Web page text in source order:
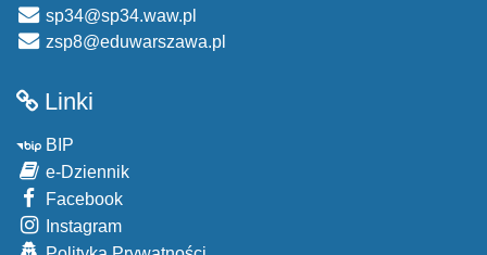
sp34@sp34.waw.pl
zsp8@eduwarszawa.pl
Linki
BIP
e-Dziennik
Facebook
Instagram